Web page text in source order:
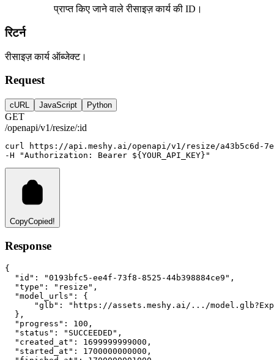
प्राप्त किए जाने वाले रीसाइज़ कार्य की ID।
रिटर्न
रीसाइज़ कार्य ऑब्जेक्ट।
Request
cURL JavaScript Python
GET
/openapi/v1/resize/:id
curl
https://api.meshy.ai/openapi/v1/resize/a43b5c6d-
-H
"Authorization: Bearer ${YOUR_API_KEY}"
CopyCopied!
Response
{
"id" : "0193bfc5-ee4f-73f8-8525-44b398884ce9" ,
"type" : "resize" ,
"model_urls" :
{
"glb" :
"https://assets.meshy.ai/.../
  }
,
"progress" : 100 ,
"status" : "SUCCEEDED" ,
"created_at" : 1699999999000 ,
"started_at" : 1700000000000 ,